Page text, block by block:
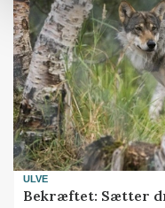
ULVE
Bekræftet: Sætter